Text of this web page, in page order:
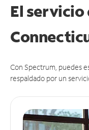
El
Con Spectrum, puedes
respaldado por un